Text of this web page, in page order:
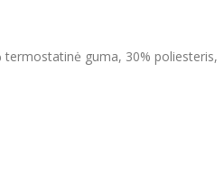
termostatinė guma, 30% poliesteris,